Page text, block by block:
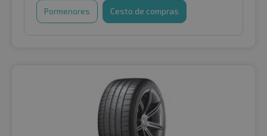
Pormenores Cesto de compras